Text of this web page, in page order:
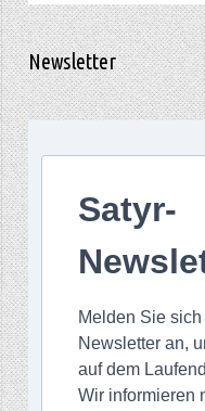
Newsletter
Satyr-
Melden Sie
Newsletter an,
auf dem
Wir informieren